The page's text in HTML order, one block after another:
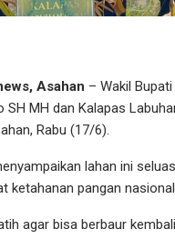
Asahan – Wakil
SH MH dan Kalapas
Rabu (17/6).
lahan ini
ketahanan pangan
agar bisa berbaur